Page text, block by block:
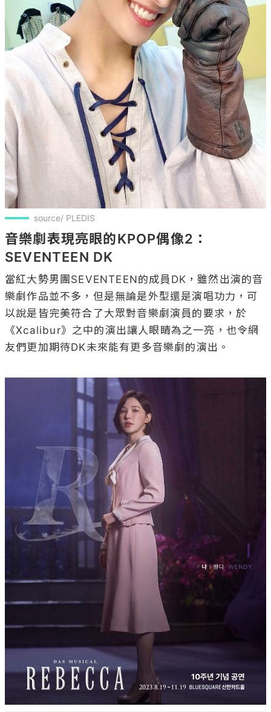
source/ PLEDIS
音樂劇表現亮眼的KPOP偶像2：
SEVENTEEN DK
當紅大勢男團SEVENTEEN的成員DK，雖然出演的音
樂劇作品並不多，但是無論是外型還是演唱功力，可
以說是皆完美符合了大眾對音樂劇演員的要求，於
《Xcalibur》之中的演出讓人眼睛為之一亮，也令網
友們更加期待DK未來能有更多音樂劇的演出。